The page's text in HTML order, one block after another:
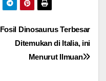
Fosil Dinosaurus Terbesar
Ditemukan di Italia, ini
Menurut Ilmuan